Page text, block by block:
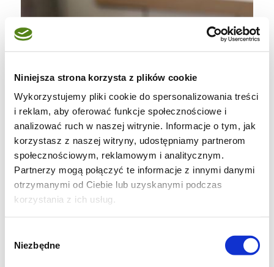
Niniejsza strona korzysta z plików cookie
Wykorzystujemy pliki cookie do spersonalizowania treści
i reklam, aby oferować funkcje społecznościowe i
analizować ruch w naszej witrynie. Informacje o tym, jak
korzystasz z naszej witryny, udostępniamy partnerom
społecznościowym, reklamowym i analitycznym.
Partnerzy mogą połączyć te informacje z innymi danymi
otrzymanymi od Ciebie lub uzyskanymi podczas
korzystania z ich usług.
zgody
Niezbędne